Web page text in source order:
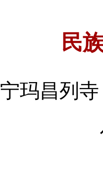
民
宁玛昌列寺